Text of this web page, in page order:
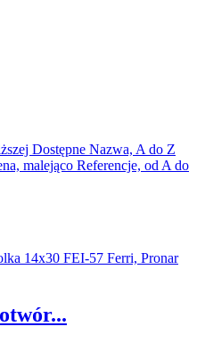
Dostępne Nazwa, A do Z
malejąco Referencje, od A do